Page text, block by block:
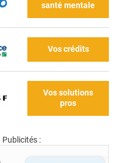
santé mentale
Vos crédits
Vos solutions
pros
Publicités :